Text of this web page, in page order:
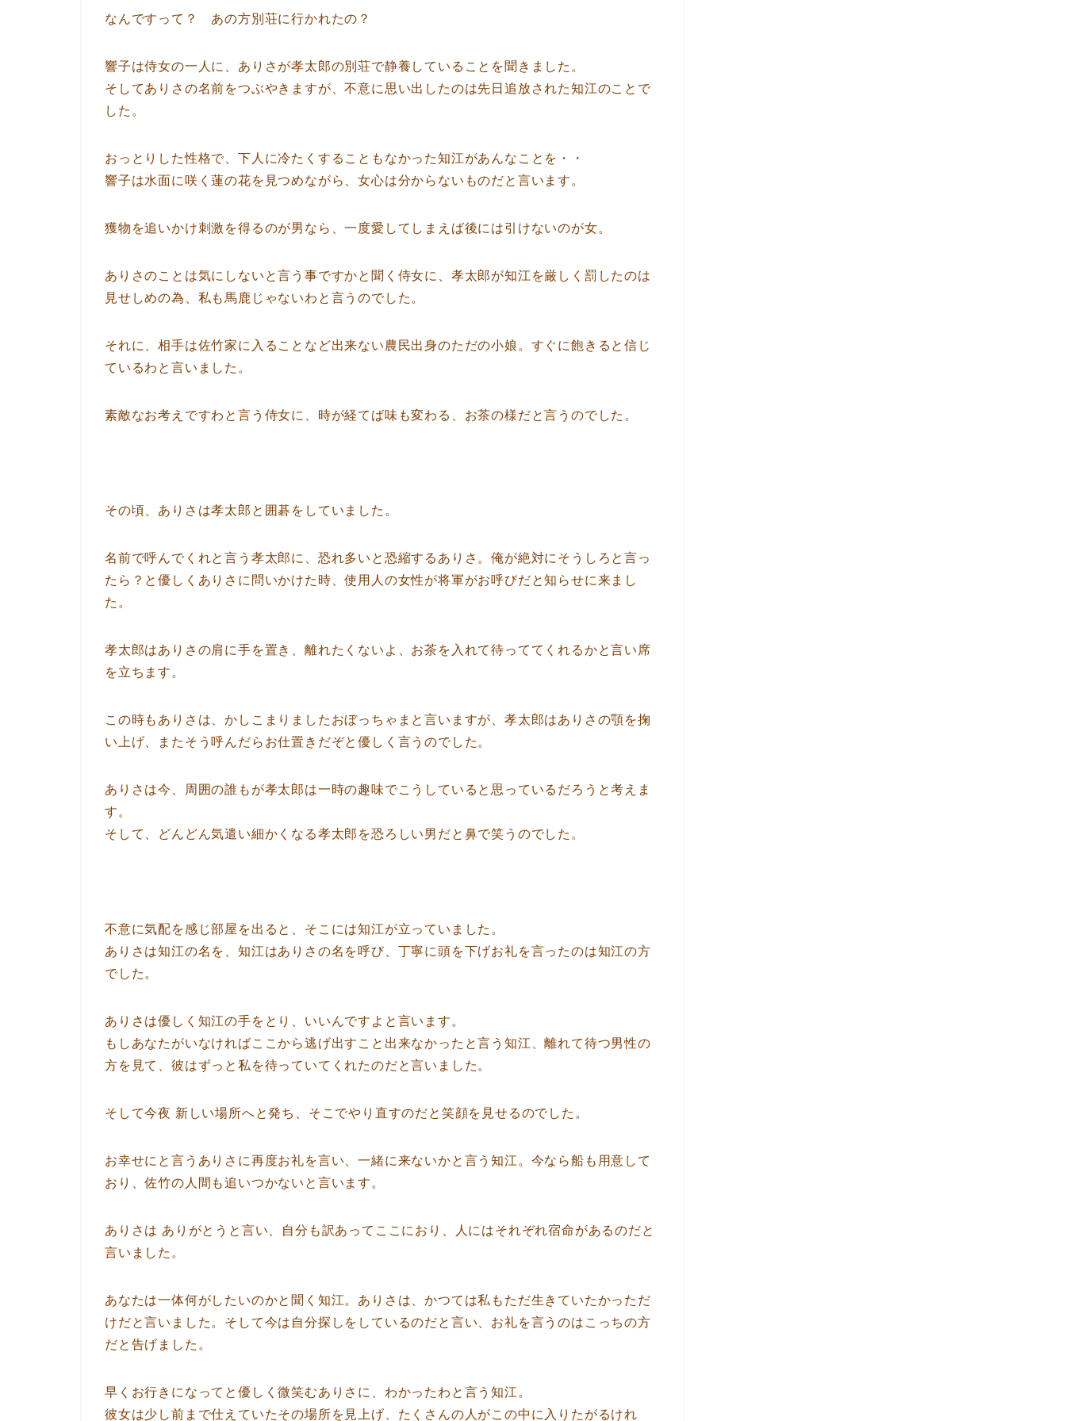
なんですって？ あの方別荘に行かれたの？
響子は侍女の一人に、ありさが孝太郎の別荘で静養していることを聞きました。
そしてありさの名前をつぶやきますが、不意に思い出したのは先日追放された知江のことで
した。
おっとりした性格で、下人に冷たくすることもなかった知江があんなことを・・
響子は水面に咲く蓮の花を見つめながら、女心は分からないものだと言います。
獲物を追いかけ刺激を得るのが男なら、一度愛してしまえば後には引けないのが女。
ありさのことは気にしないと言う事ですかと聞く侍女に、孝太郎が知江を厳しく罰したのは
見せしめの為、私も馬鹿じゃないわと言うのでした。
それに、相手は佐竹家に入ることなど出来ない農民出身のただの小娘。すぐに飽きると信じ
ているわと言いました。
素敵なお考えですわと言う侍女に、時が経てば味も変わる、お茶の様だと言うのでした。
その頃、ありさは孝太郎と囲碁をしていました。
名前で呼んでくれと言う孝太郎に、恐れ多いと恐縮するありさ。俺が絶対にそうしろと言っ
たら？と優しくありさに問いかけた時、使用人の女性が将軍がお呼びだと知らせに来まし
た。
孝太郎はありさの肩に手を置き、離れたくないよ、お茶を入れて待っててくれるかと言い席
を立ちます。
この時もありさは、かしこまりましたおぼっちゃまと言いますが、孝太郎はありさの顎を掬
い上げ、またそう呼んだらお仕置きだぞと優しく言うのでした。
ありさは今、周囲の誰もが孝太郎は一時の趣味でこうしていると思っているだろうと考えま
す。
そして、どんどん気遣い細かくなる孝太郎を恐ろしい男だと鼻で笑うのでした。
不意に気配を感じ部屋を出ると、そこには知江が立っていました。
ありさは知江の名を、知江はありさの名を呼び、丁寧に頭を下げお礼を言ったのは知江の方
でした。
ありさは優しく知江の手をとり、いいんですよと言います。
もしあなたがいなければここから逃げ出すこと出来なかったと言う知江、離れて待つ男性の
方を見て、彼はずっと私を待っていてくれたのだと言いました。
そして今夜 新しい場所へと発ち、そこでやり直すのだと笑顔を見せるのでした。
お幸せにと言うありさに再度お礼を言い、一緒に来ないかと言う知江。今なら船も用意して
おり、佐竹の人間も追いつかないと言います。
ありさは ありがとうと言い、自分も訳あってここにおり、人にはそれぞれ宿命があるのだと
言いました。
あなたは一体何がしたいのかと聞く知江。ありさは、かつては私もただ生きていたかっただ
けだと言いました。そして今は自分探しをしているのだと言い、お礼を言うのはこっちの方
だと告げました。
早くお行きになってと優しく微笑むありさに、わかったわと言う知江。
彼女は少し前まで仕えていたその場所を見上げ、たくさんの人がこの中に入りたがるけれ